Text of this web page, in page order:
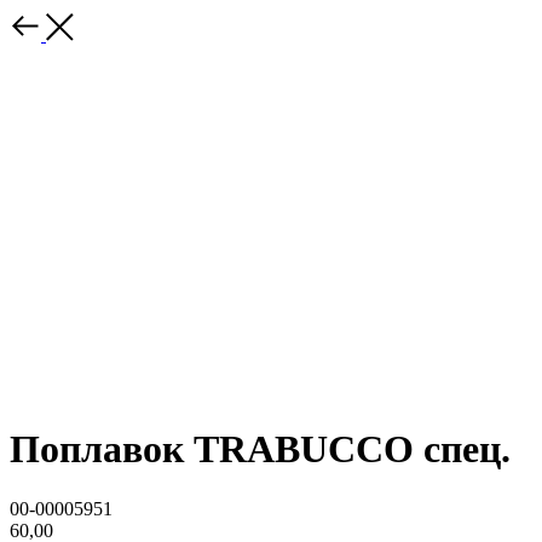
Поплавок TRABUCCO спец.
00-00005951
60,00